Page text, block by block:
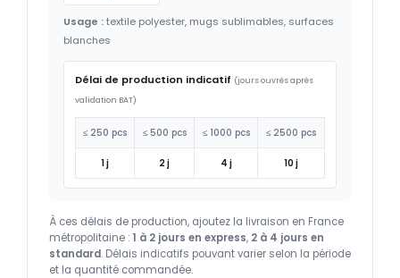
Usage :textile polyester, mugs sublimables, surfaces
blanches
Délai de production indicatif (jours ouvrés après
validation BAT)
≤ 250 pcs ≤ 500 pcs ≤ 1000 pcs ≤ 2500 pcs
1 j 2 j 4 j 10 j
À ces délais de production, ajoutez la livraison en France
métropolitaine : 1 à 2 jours en express, 2 à 4 jours en
standard. Délais indicatifs pouvant varier selon la période
et la quantité commandée.